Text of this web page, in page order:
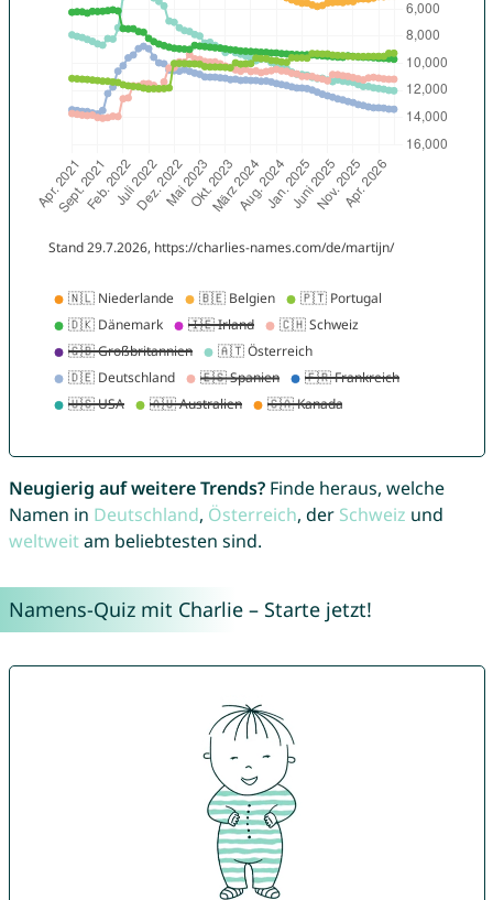
Neugierig auf weitere Trends?Finde heraus, welche
Namen in Deutschland, Österreich, der Schweiz und
weltweitam beliebtesten sind.
Namens-Quiz mit Charlie – Starte jetzt!